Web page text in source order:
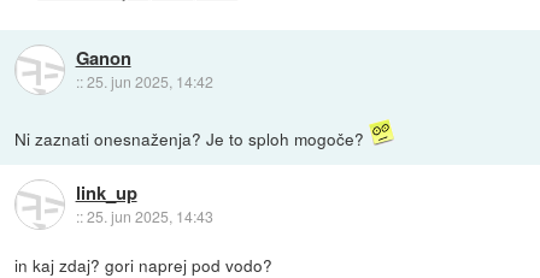
Ganon
::25. jun 2025, 14:42
Ni zaznati onesnaženja? Je to sploh mogoče?
link_up
::25. jun 2025, 14:43
in kaj zdaj? gori naprej pod vodo?